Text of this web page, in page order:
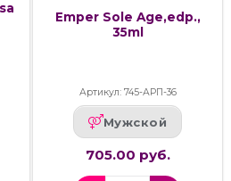
Emper Sole Age,edp.,
35ml
Артикул: 745-АРП-36
Мужской
705.00 руб.